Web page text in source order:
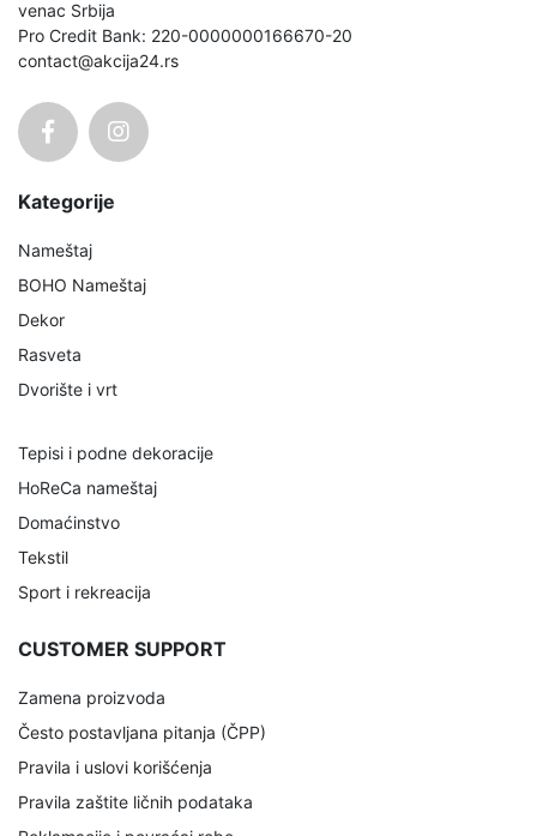
venac Srbija
Pro Credit Bank: 220-0000000166670-20
contact@akcija24.rs
Kategorije
Nameštaj
BOHO Nameštaj
Dekor
Rasveta
Dvorište i vrt
Tepisi i podne dekoracije
HoReCa nameštaj
Domaćinstvo
Tekstil
Sport i rekreacija
CUSTOMER SUPPORT
Zamena proizvoda
Često postavljana pitanja (ČPP)
Pravila i uslovi korišćenja
Pravila zaštite ličnih podataka